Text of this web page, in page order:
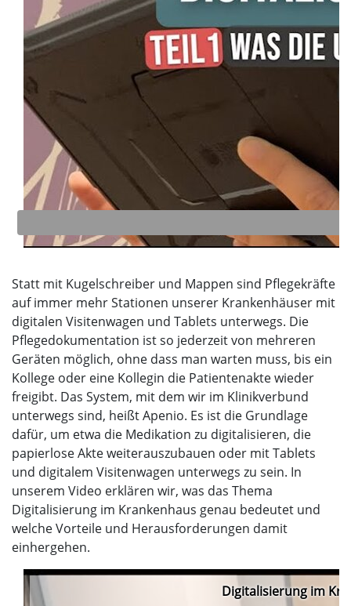
Statt mit Kugelschreiber und Mappen sind Pflegekräfte
auf immer mehr Stationen unserer Krankenhäuser mit
digitalen Visitenwagen und Tablets unterwegs. Die
Pflegedokumentation ist so jederzeit von mehreren
Geräten möglich, ohne dass man warten muss, bis ein
Kollege oder eine Kollegin die Patientenakte wieder
freigibt. Das System, mit dem wir im Klinikverbund
unterwegs sind, heißt Apenio. Es ist die Grundlage
dafür, um etwa die Medikation zu digitalisieren, die
papierlose Akte weiterauszubauen oder mit Tablets
und digitalem Visitenwagen unterwegs zu sein. In
unserem Video erklären wir, was das Thema
Digitalisierung im Krankenhaus genau bedeutet und
welche Vorteile und Herausforderungen damit
einhergehen.
Digitalisierung im